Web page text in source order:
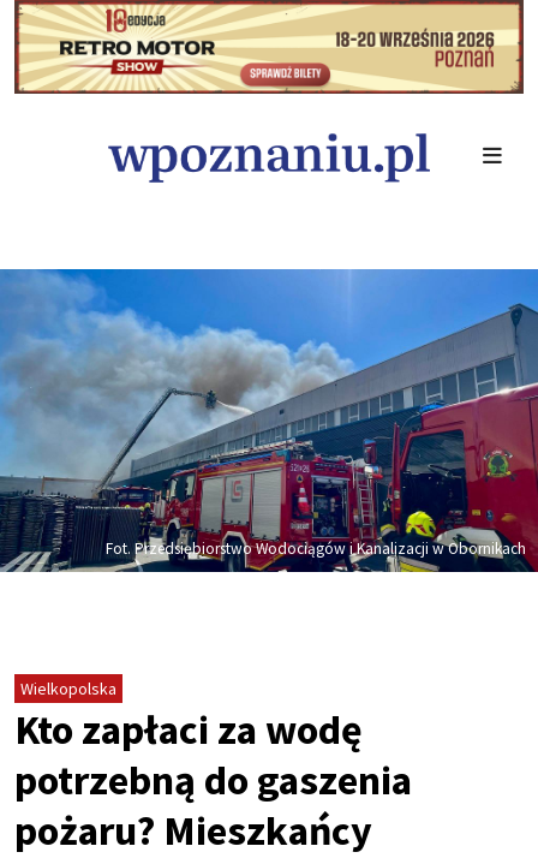
Fot. Przedsiębiorstwo Wodociągów i Kanalizacji w Obornikach
Wielkopolska
Kto zapłaci za wodę
potrzebną do gaszenia
pożaru? Mieszkańcy